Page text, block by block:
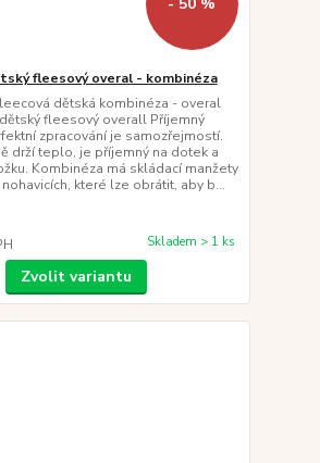
fleesový overal - kombinéza
dětská kombinéza - overal
fleesový overall Příjemný
zpracování je samozřejmostí.
drží teplo, je příjemný na dotek a
Kombinéza má skládací manžety
nohavicích, které lze obrátit, aby b...
Skladem > 1 ks
Zvolit variantu